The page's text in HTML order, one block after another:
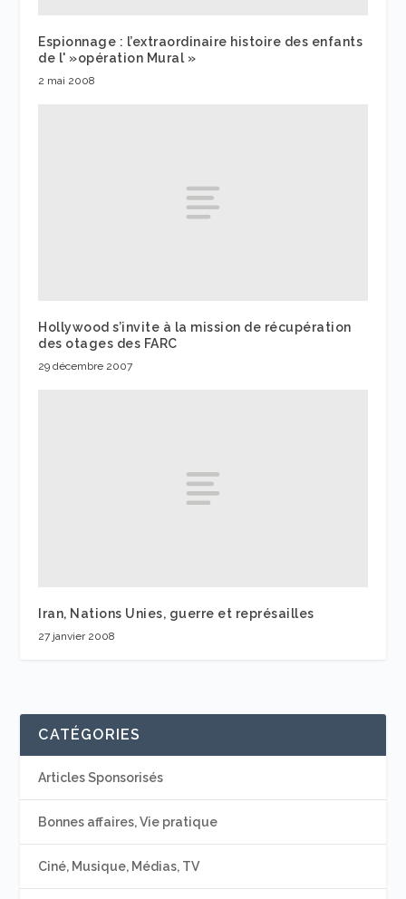
Espionnage : l’extraordinaire histoire des enfants
de l' »opération Mural »
2 mai 2008
Hollywood s’invite à la mission de récupération
des otages des FARC
29 décembre 2007
Iran, Nations Unies, guerre et représailles
27 janvier 2008
CATÉGORIES
Articles Sponsorisés
Bonnes affaires, Vie pratique
Ciné, Musique, Médias, TV